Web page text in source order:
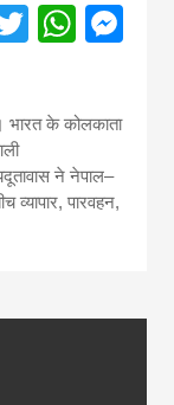
Twitter
भारत के कोलकाता
ने नेपाल–
व्यापार, पारवहन,